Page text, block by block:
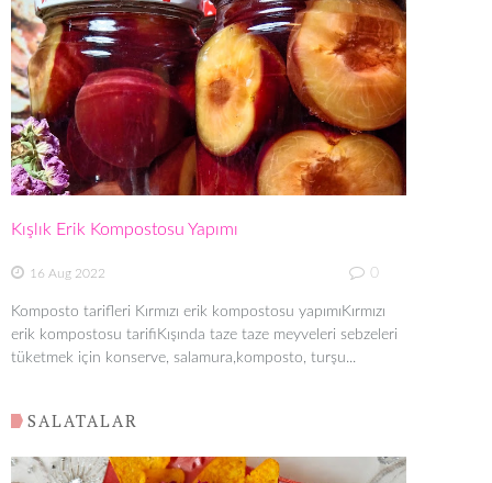
Kışlık Erik Kompostosu Yapımı
16 Aug 2022 0
Komposto tarifleri Kırmızı erik kompostosu yapımıKırmızı
erik kompostosu tarifiKışında taze taze meyveleri sebzeleri
tüketmek için konserve, salamura,komposto, turşu...
SALATALAR